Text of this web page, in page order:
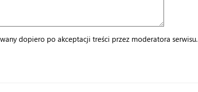
dopiero po akceptacji treści przez moderatora serwisu.